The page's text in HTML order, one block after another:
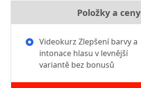
Položky a ceny
Videokurz Zlepšení barvy a
intonace hlasu v levnější
variantě bez bonusů